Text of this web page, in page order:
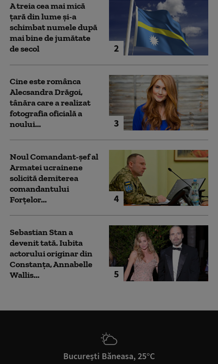
2
A treia cea mai mică
țară din lume și-a
schimbat numele după
mai bine de jumătate
de secol
3
Cine este românca
Alecsandra Drăgoi,
tânăra care a realizat
fotografia oficială a
noului...
4
Noul Comandant-șef al
Armatei ucrainene
solicită demiterea
comandantului
Forțelor...
5
Sebastian Stan a
devenit tată. Iubita
actorului originar din
Constanța, Annabelle
Wallis...
București Băneasa, 25°C